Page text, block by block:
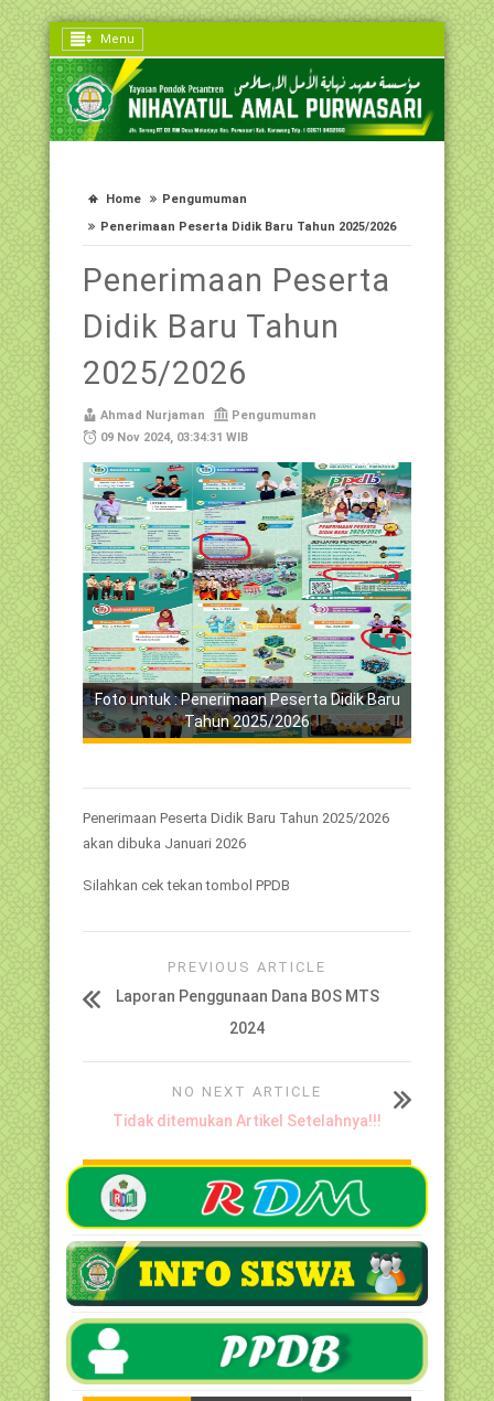
Menu
Home
Pengumuman
Penerimaan Peserta Didik Baru Tahun 2025/2026
Penerimaan Peserta
Didik Baru Tahun
2025/2026
Ahmad Nurjaman
Pengumuman
09 Nov 2024, 03:34:31 WIB
Foto untuk : Penerimaan Peserta Didik Baru
Tahun 2025/2026
Penerimaan Peserta Didik Baru Tahun 2025/2026
akan dibuka Januari 2026
Silahkan cek tekan tombol PPDB
PREVIOUS ARTICLE
Laporan Penggunaan Dana BOS MTS
2024
NO NEXT ARTICLE
Tidak ditemukan Artikel Setelahnya!!!